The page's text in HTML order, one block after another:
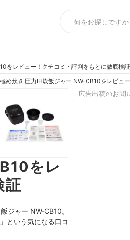
をレビュー！クチコミ・評判をもとに徹底検証
め炊き 圧力IH炊飯ジャー NW-CB10をレビュ
をレ
証
ジャー NW-CB10。
という気になる口コ
広告出稿のお問